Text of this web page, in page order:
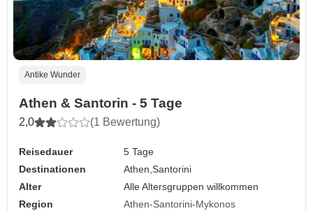
Antike Wunder
Athen & Santorin - 5 Tage
2,0 (1 Bewertung)
Reisedauer
5 Tage
Destinationen
Athen,Santorini
Alter
Alle Altersgruppen willkommen
Region
Athen-Santorini-Mykonos